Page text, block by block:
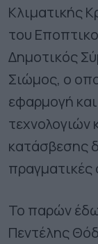
Κλιματικής
του
Δημοτικός
Σιώμος, ο
εφαρμογή
τεχνολογιών
κατάσβεσης
πραγματικές
Το παρών
Πεντέλης